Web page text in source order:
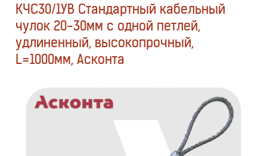
КЧС30/1УВ Стандартный кабельный
чулок 20-30мм с одной петлей,
удлиненный, высокопрочный,
L=1000мм, Асконта